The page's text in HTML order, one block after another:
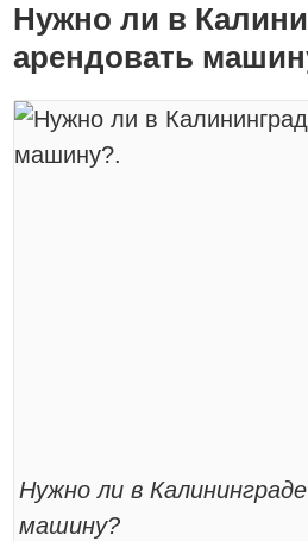
Нужно ли в
арендовать
Нужно ли в
машину?